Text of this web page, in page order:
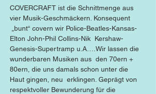
COVERCRAFT ist die Schnittmenge aus
vier Musik-Geschmäckern. Konsequent
„bunt“ covern wir Police-Beatles-Kansas-
Elton John-Phil Collins-Nik  Kershaw-
Genesis-Supertramp u.A….Wir lassen die
wunderbaren Musiken aus  den 70ern +
80ern, die uns damals schon unter die
Haut gingen, neu  erklingen. Geprägt von
respektvoller Bewunderung für die